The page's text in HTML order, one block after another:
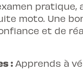
moto. Une
et de
: Apprends à